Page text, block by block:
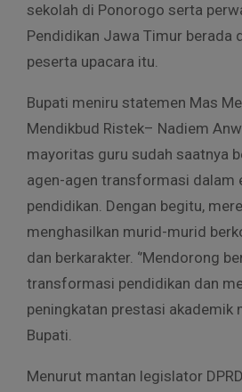
sekolah di Ponorogo serta
Pendidikan Jawa Timur berada
peserta upacara itu.
Bupati meniru statemen Mas
Mendikbud Ristek– Nadiem
mayoritas guru sudah saatnya
agen-agen transformasi dalam
pendidikan. Dengan begitu,
menghasilkan murid-murid
dan berkarakter. ‘’Mendorong
transformasi pendidikan dan
peningkatan prestasi akademik
Bupati.
Menurut mantan legislator